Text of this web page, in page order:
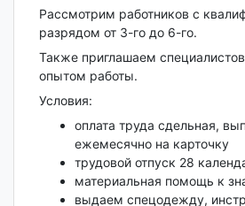
Рассмотрим работников с
разрядом от 3-го до 6-го.
Также приглашаем
опытом работы.
Условия:
оплата труда сдельная,
ежемесячно на карточку
трудовой отпуск 28
материальная помощь к
выдаем спецодежду,